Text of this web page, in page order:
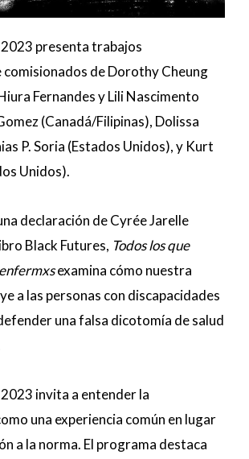
2023 presenta trabajos
de Dorothy Cheung
Fernandes y Lili Nascimento
(Canadá/Filipinas), Dolissa
P. Soria (Estados Unidos), y Kurt
Unidos).
declaración de Cyrée Jarelle
Black Futures, Todos los que
examina cómo nuestra
a las personas con discapacidades
una falsa dicotomía de salud
invita a entender la
una experiencia común en lugar
a la norma. El programa destaca